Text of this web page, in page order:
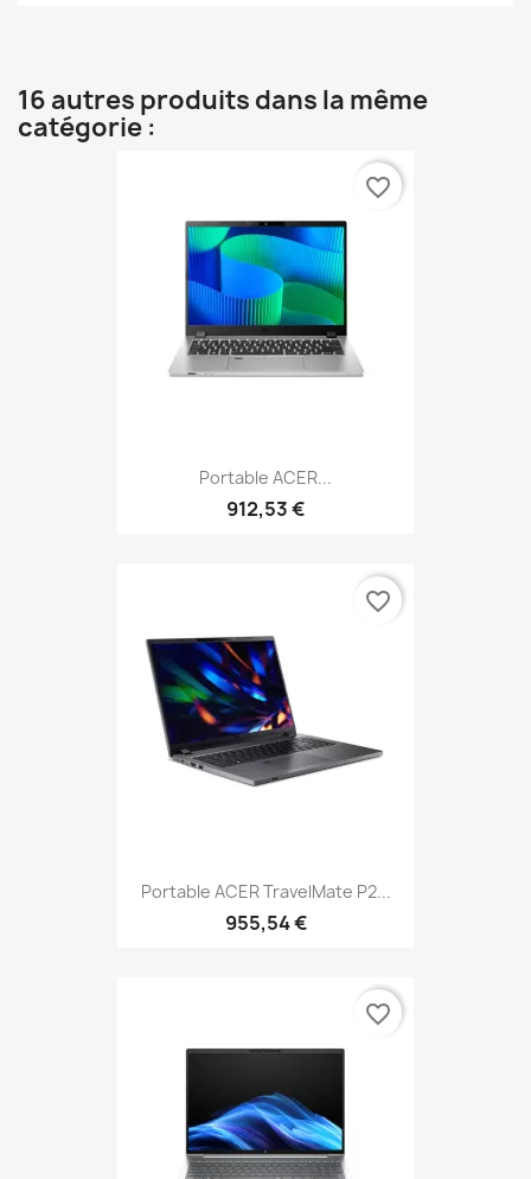
16 autres produits dans la même
catégorie :
Portable ACER...
912,53 €
favorite_border
Portable ACER TravelMate P2...
955,54 €
favorite_border
favorite_border